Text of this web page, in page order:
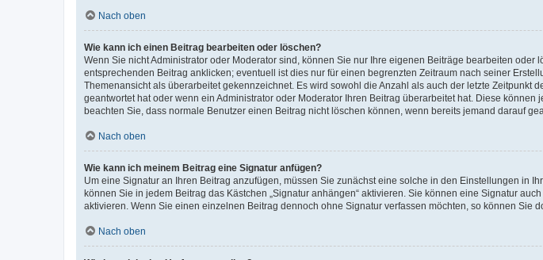
Nach oben
Wie kann ich einen Beitrag bearbeiten oder löschen?
Wenn Sie nicht Administrator oder Moderator sind, können Sie nur Ihre eigenen Beiträge bearbeiten
entsprechenden Beitrag anklicken; eventuell ist dies nur für einen begrenzten Zeitraum nach seiner
Themenansicht als überarbeitet gekennzeichnet. Es wird sowohl die Anzahl als auch der letzte
geantwortet hat oder wenn ein Administrator oder Moderator Ihren Beitrag überarbeitet hat. Diese
beachten Sie, dass normale Benutzer einen Beitrag nicht löschen können, wenn bereits jemand darauf
Nach oben
Wie kann ich meinem Beitrag eine Signatur anfügen?
Um eine Signatur an Ihren Beitrag anzufügen, müssen Sie zunächst eine solche in den Einstellungen in
können Sie in jedem Beitrag das Kästchen „Signatur anhängen“ aktivieren. Sie können eine Signatur
aktivieren. Wenn Sie einen einzelnen Beitrag dennoch ohne Signatur verfassen möchten, so können Sie
Nach oben